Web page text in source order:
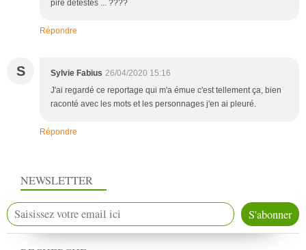
pire détestés ... ????
Répondre
S Sylvie Fabius 26/04/2020 15:16
J'ai regardé ce reportage qui m'a émue c'est tellement ça, bien
raconté avec les mots et les personnages j'en ai pleuré.
Répondre
NEWSLETTER